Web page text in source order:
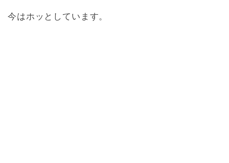
今はホッとしています。